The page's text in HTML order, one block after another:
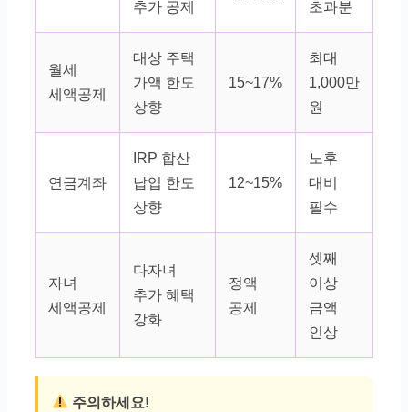
추가 공제
초과분
월세
세액공제
대상 주택
가액 한도
상향
15~17%
최대
1,000만
원
연금계좌
IRP 합산
납입 한도
상향
12~15%
노후
대비
필수
자녀
세액공제
다자녀
추가 혜택
강화
정액
공제
셋째
이상
금액
인상
주의하세요!